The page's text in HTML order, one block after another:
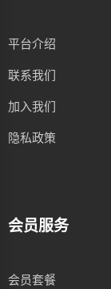
平台介绍
联系我们
加入我们
隐私政策
会员服务
会员套餐